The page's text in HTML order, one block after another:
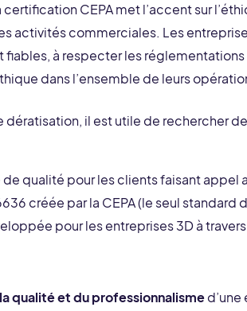
certification CEPA met l’accent sur
activités commerciales. Les
fiables, à respecter les
dans l’ensemble de leurs
dératisation, il est utile de rechercher
qualité pour les clients faisant appel
créée par la CEPA (le seul
pour les entreprises 3D à
qualité et du professionnalisme